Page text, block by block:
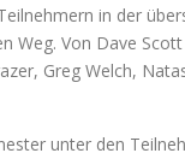
in der
Weg. Von Dave
Greg Welch,
unter den